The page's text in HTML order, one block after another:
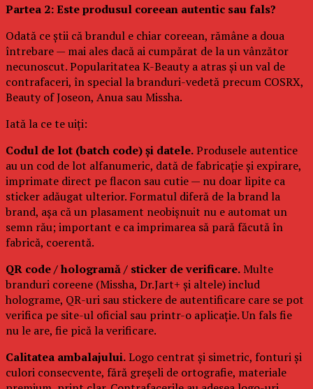
Partea 2: Este produsul coreean autentic sau fals?
Odată ce știi că brandul e chiar coreean, rămâne a doua
întrebare — mai ales dacă ai cumpărat de la un vânzător
necunoscut. Popularitatea K-Beauty a atras și un val de
contrafaceri, în special la branduri-vedetă precum COSRX,
Beauty of Joseon, Anua sau Missha.
Iată la ce te uiți:
Codul de lot (batch code) și datele.Produsele autentice
au un cod de lot alfanumeric, dată de fabricație și expirare,
imprimate direct pe flacon sau cutie — nu doar lipite ca
sticker adăugat ulterior. Formatul diferă de la brand la
brand, așa că un plasament neobișnuit nu e automat un
semn rău; important e ca imprimarea să pară făcută în
fabrică, coerentă.
QR code / hologramă / sticker de verificare.Multe
branduri coreene (Missha, Dr.Jart+ și altele) includ
holograme, QR-uri sau stickere de autentificare care se pot
verifica pe site-ul oficial sau printr-o aplicație. Un fals fie
nu le are, fie pică la verificare.
Calitatea ambalajului.Logo centrat și simetric, fonturi și
culori consecvente, fără greșeli de ortografie, materiale